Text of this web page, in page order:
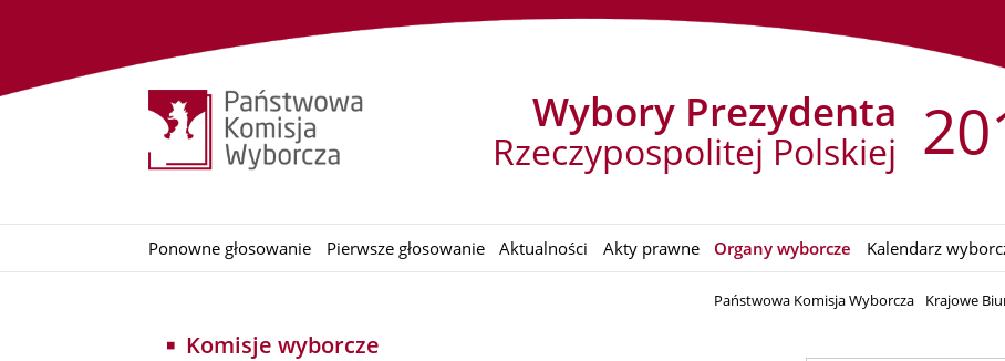
Wybory Prezydenta
Rzeczypospolitej Polskiej
Ponowne głosowanie Pierwsze głosowanie Aktualności Akty prawne Organy wyborcze
Państwowa Komisja Wyborcza Krajowe
Kalendarz
Komisje wyborcze